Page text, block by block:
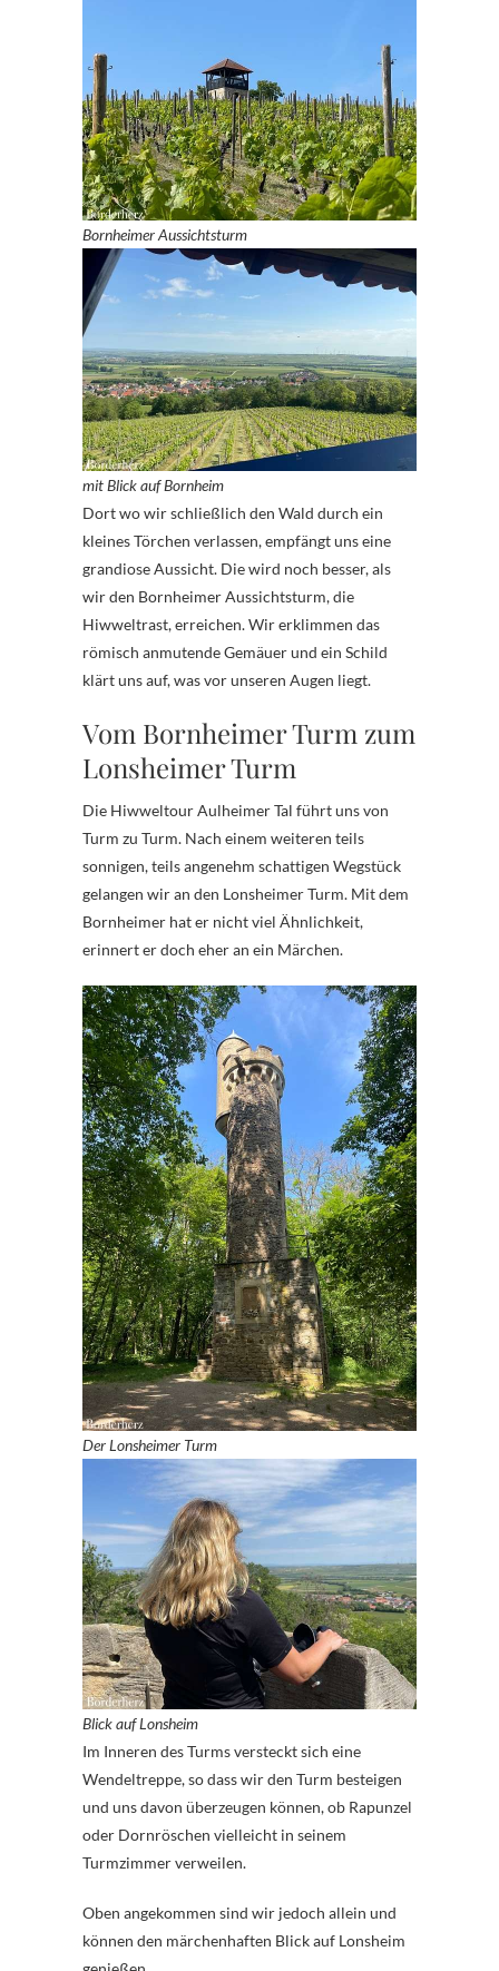
Bornheimer Aussichtsturm
mit Blick auf Bornheim
Dort wo wir schließlich den Wald durch ein
kleines Törchen verlassen, empfängt uns eine
grandiose Aussicht. Die wird noch besser, als
wir den Bornheimer Aussichtsturm, die
Hiwweltrast, erreichen. Wir erklimmen das
römisch anmutende Gemäuer und ein Schild
klärt uns auf, was vor unseren Augen liegt.
Vom Bornheimer Turm zum
Lonsheimer Turm
Die Hiwweltour Aulheimer Tal führt uns von
Turm zu Turm. Nach einem weiteren teils
sonnigen, teils angenehm schattigen Wegstück
gelangen wir an den Lonsheimer Turm. Mit dem
Bornheimer hat er nicht viel Ähnlichkeit,
erinnert er doch eher an ein Märchen.
Der Lonsheimer Turm
Blick auf Lonsheim
Im Inneren des Turms versteckt sich eine
Wendeltreppe, so dass wir den Turm besteigen
und uns davon überzeugen können, ob Rapunzel
oder Dornröschen vielleicht in seinem
Turmzimmer verweilen.
Oben angekommen sind wir jedoch allein und
können den märchenhaften Blick auf Lonsheim